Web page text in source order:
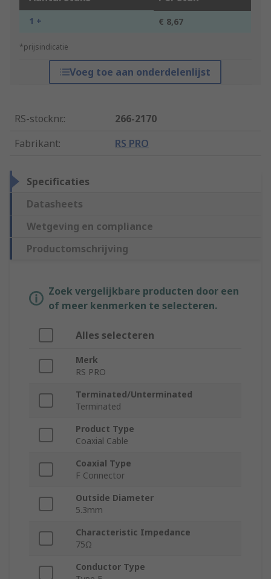
1 + € 8,67
*prijsindicatie
Voeg toe aan onderdelenlijst
RS-stocknr.:
266-2170
Fabrikant: RS PRO
Specificaties
Datasheets
Wetgeving en compliance
Productomschrijving
Zoek vergelijkbare producten door een
of meer kenmerken te selecteren.
Alles selecteren
Merk
RS PRO
Terminated/Unterminated
Terminated
Product Type
Coaxial Cable
Coaxial Type
F Connector
Outside Diameter
5.3mm
Characteristic Impedance
75Ω
Conductor Type